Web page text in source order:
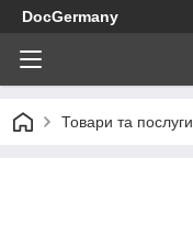
DocGermany
Товари та послуги